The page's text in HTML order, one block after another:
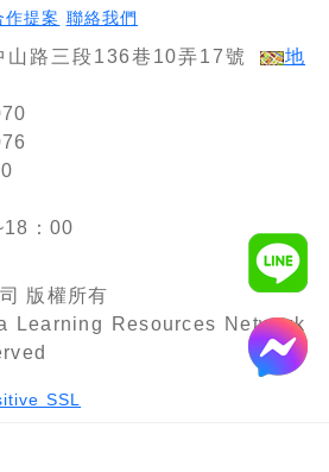
作提案 聯絡我們
山路三段136巷10弄17號
地
：00
版權所有
Learning Resources Network
SSL